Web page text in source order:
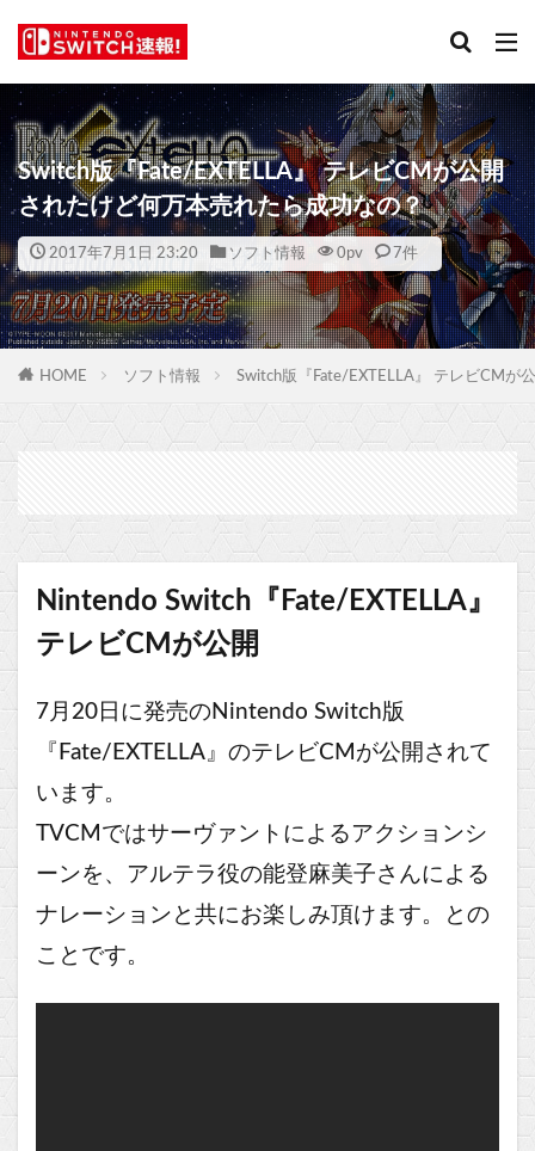
Switch版『Fate/EXTELLA』 テレビCMが公開
されたけど何万本売れたら成功なの？
2017年7月1日 23:20 ソフト情報 0pv 7件
HOME ソフト情報 Switch版『Fate/EXTELLA』 テレビCMが
Nintendo Switch『Fate/EXTELLA』
テレビCMが公開
7月20日に発売のNintendo Switch版
『Fate/EXTELLA』 のテレビCMが公開されて
います。
TVCMではサーヴァントによるアクションシ
ーンを、アルテラ役の能登麻美子さんによる
ナレーションと共にお楽しみ頂けます。との
ことです。